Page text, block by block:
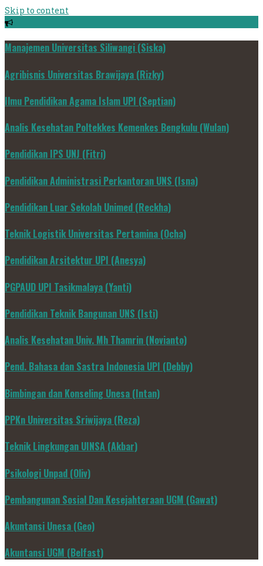
Skip to content
Manajemen Universitas Siliwangi (Siska)
Agribisnis Universitas Brawijaya (Rizky)
Ilmu Pendidikan Agama Islam UPI (Septian)
Analis Kesehatan Poltekkes Kemenkes Bengkulu (Wulan)
Pendidikan IPS UNJ (Fitri)
Pendidikan Administrasi Perkantoran UNS (Isna)
Pendidikan Luar Sekolah Unimed (Reckha)
Teknik Logistik Universitas Pertamina (Ocha)
Pendidikan Arsitektur UPI (Anesya)
PGPAUD UPI Tasikmalaya (Yanti)
Pendidikan Teknik Bangunan UNS (Isti)
Analis Kesehatan Univ. Mh Thamrin (Novianto)
Pend. Bahasa dan Sastra Indonesia UPI (Debby)
Bimbingan dan Konseling Unesa (Intan)
PPKn Universitas Sriwijaya (Reza)
Teknik Lingkungan UINSA (Akbar)
Psikologi Unpad (Oliv)
Pembangunan Sosial Dan Kesejahteraan UGM (Gawat)
Akuntansi Unesa (Geo)
Akuntansi UGM (Belfast)